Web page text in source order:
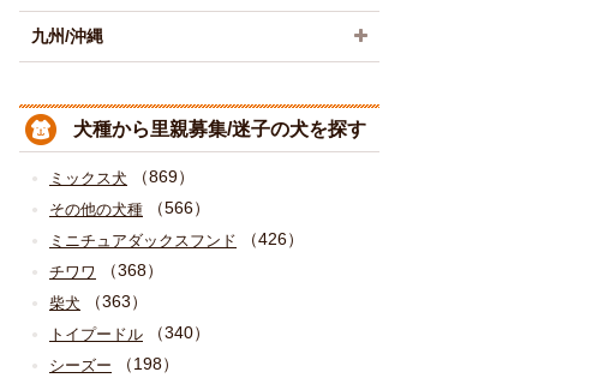
九州/沖縄
犬種から里親募集/迷子の犬を探す
ミックス犬 （869）
その他の犬種 （566）
ミニチュアダックスフンド （426）
チワワ （368）
柴犬 （363）
トイプードル （340）
シーズー （198）